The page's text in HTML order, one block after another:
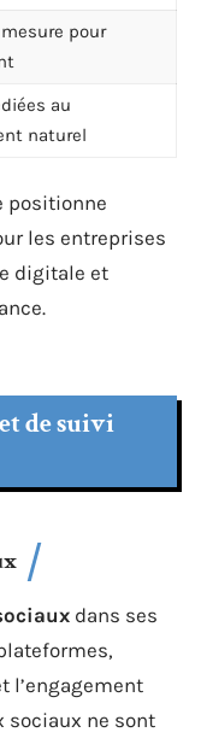
pour
au
naturel
positionne
les entreprises
digitale et
de suivi
dans ses
l’engagement
sociaux ne sont